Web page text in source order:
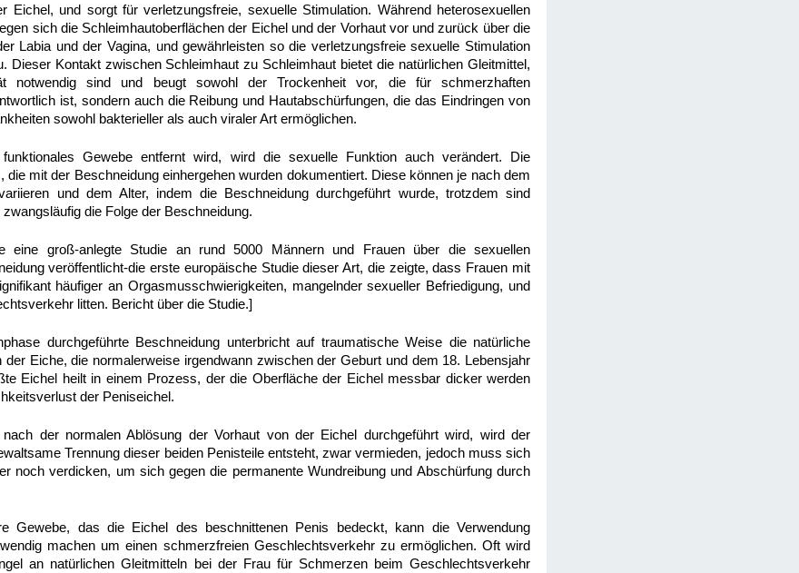
Eichel, und sorgt für verletzungsfreie, sexuelle Stimulation. Während heterosexuellen
sich die Schleimhautoberflächen der Eichel und der Vorhaut vor und zurück über die
Labia und der Vagina, und gewährleisten so die verletzungsfreie sexuelle Stimulation
Dieser Kontakt zwischen Schleimhaut zu Schleimhaut bietet die natürlichen Gleitmittel,
notwendig sind und beugt sowohl der Trockenheit vor, die für schmerzhaften
ist, sondern auch die Reibung und Hautabschürfungen, die das Eindringen von
sowohl bakterieller als auch viraler Art ermöglichen.
Gewebe entfernt wird, wird die sexuelle Funktion auch verändert. Die
die mit der Beschneidung einhergehen wurden dokumentiert. Diese können je nach dem
und dem Alter, indem die Beschneidung durchgeführt wurde, trotzdem sind
die Folge der Beschneidung.
eine groß-anlegte Studie an rund 5000 Männern und Frauen über die sexuellen
veröffentlicht-die erste europäische Studie dieser Art, die zeigte, dass Frauen mit
häufiger an Orgasmusschwierigkeiten, mangelnder sexueller Befriedigung, und
litten. Bericht über die Studie.]
durchgeführte Beschneidung unterbricht auf traumatische Weise die natürliche
der Eiche, die normalerweise irgendwann zwischen der Geburt und dem 18. Lebensjahr
Eichel heilt in einem Prozess, der die Oberfläche der Eichel messbar dicker werden
der Peniseichel.
der normalen Ablösung der Vorhaut von der Eichel durchgeführt wird, wird der
Trennung dieser beiden Penisteile entsteht, zwar vermieden, jedoch muss sich
noch verdicken, um sich gegen die permanente Wundreibung und Abschürfung durch
Gewebe, das die Eichel des beschnittenen Penis bedeckt, kann die Verwendung
machen um einen schmerzfreien Geschlechtsverkehr zu ermöglichen. Oft wird
an natürlichen Gleitmitteln bei der Frau für Schmerzen beim Geschlechtsverkehr